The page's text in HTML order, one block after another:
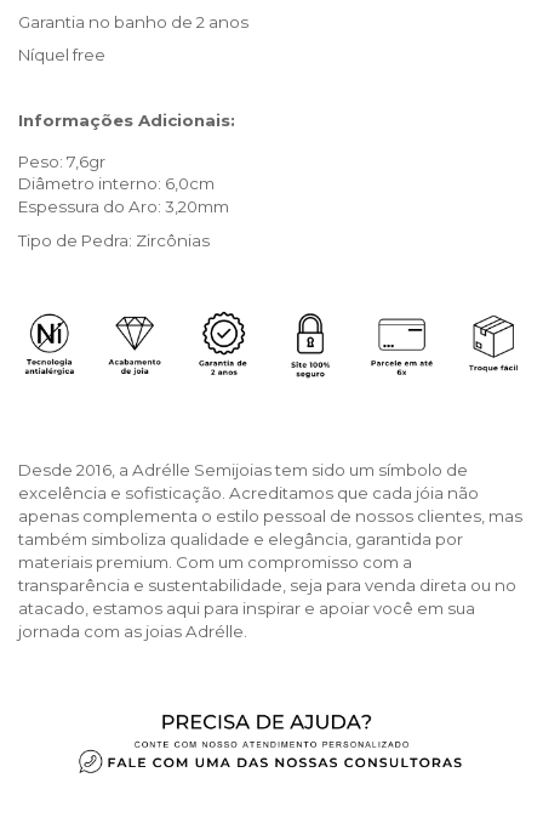
Garantia no banho de 2 anos
Níquel free
Informações Adicionais:
Peso: 7,6gr
Diâmetro interno: 6,0cm
Espessura do Aro: 3,20mm
Tipo de Pedra: Zircônias
Desde 2016, a Adrélle Semijoias tem sido um símbolo de
excelência e sofisticação. Acreditamos que cada jóia não
apenas complementa o estilo pessoal de nossos clientes, mas
também simboliza qualidade e elegância, garantida por
materiais premium. Com um compromisso com a
transparência e sustentabilidade, seja para venda direta ou no
atacado, estamos aqui para inspirar e apoiar você em sua
jornada com as joias Adrélle.